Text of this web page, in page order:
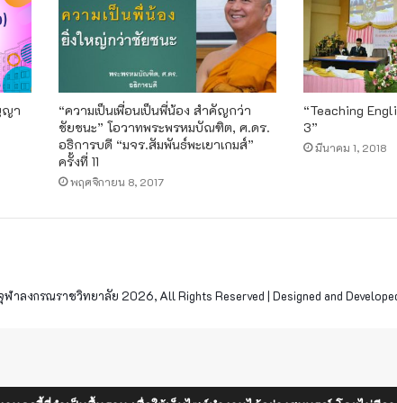
ญา
“ความเป็นเพื่อนเป็นพี่น้อง สำคัญกว่า
ชัยชนะ” โอวาทพระพรหมบัณฑิต, ศ.ดร.
อธิการบดี “มจร.สัมพันธ์พะเยาเกมส์”
ครั้งที่ 11
พฤศจิกายน 8, 2017
“Teaching
3”
มีนาคม 1, 2018
ลงกรณราชวิทยาลัย 2026, All Rights Reserved | Designed and